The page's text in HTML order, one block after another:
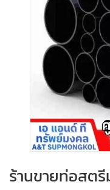
ร้านขายท่อสต